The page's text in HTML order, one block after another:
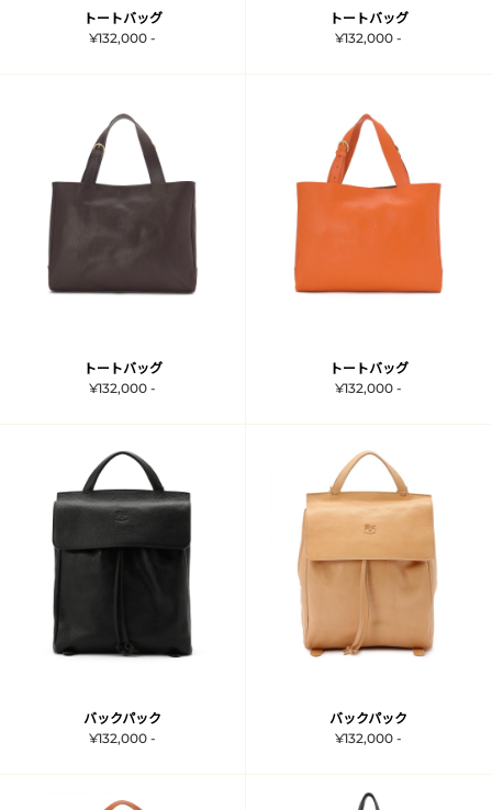
トートバッグ
¥132,000 -
トートバッグ
¥132,000 -
トートバッグ
¥132,000 -
トートバッグ
¥132,000 -
バックパック
¥132,000 -
バックパック
¥132,000 -